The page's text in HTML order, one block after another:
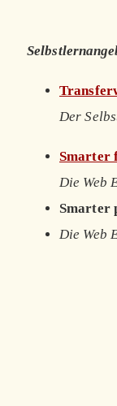
Der
Smarter
Die Web
Smarter
Die Web